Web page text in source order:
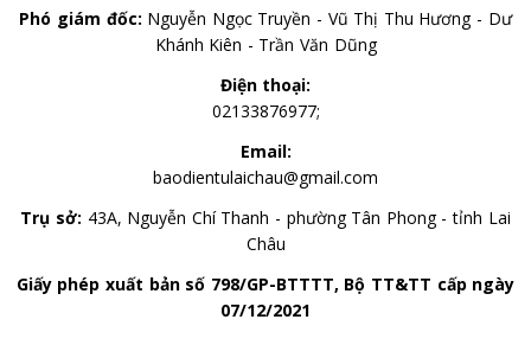
Phó giám đốc: Nguyễn Ngọc Truyền - Vũ Thị Thu Hương - Dư
Khánh Kiên - Trần Văn Dũng
Điện thoại:
02133876977;
Email:
baodientulaichau@gmail.com
Trụ sở: 43A, Nguyễn Chí Thanh - phường Tân Phong - tỉnh Lai
Châu
Giấy phép xuất bản số 798/GP-BTTTT, Bộ TT&TT cấp ngày
07/12/2021